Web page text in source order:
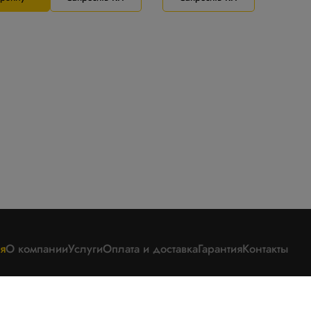
О компанииУслугиОплата и доставкаГарантияКонтакты